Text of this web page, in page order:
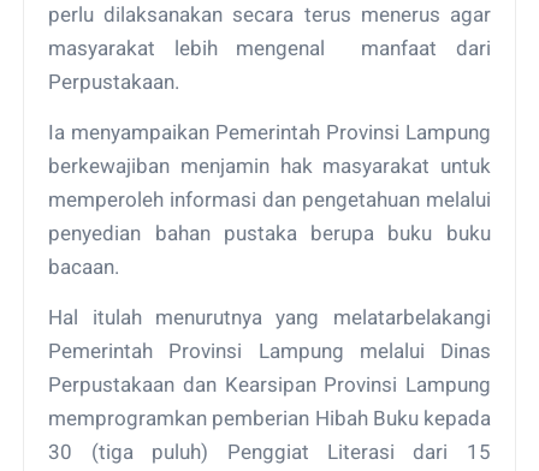
perlu dilaksanakan secara terus menerus agar
masyarakat lebih mengenal manfaat dari
Perpustakaan.
Ia menyampaikan Pemerintah Provinsi Lampung
berkewajiban menjamin hak masyarakat untuk
memperoleh informasi dan pengetahuan melalui
penyedian bahan pustaka berupa buku buku
bacaan.
Hal itulah menurutnya yang melatarbelakangi
Pemerintah Provinsi Lampung melalui Dinas
Perpustakaan dan Kearsipan Provinsi Lampung
memprogramkan pemberian Hibah Buku kepada
30 (tiga puluh) Penggiat Literasi dari 15